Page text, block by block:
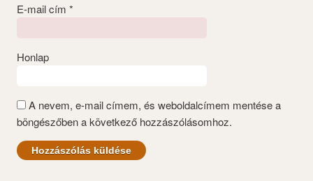
E-mail cím *
Honlap
A nevem, e-mail címem, és weboldalcímem mentése a
böngészőben a következő hozzászólásomhoz.